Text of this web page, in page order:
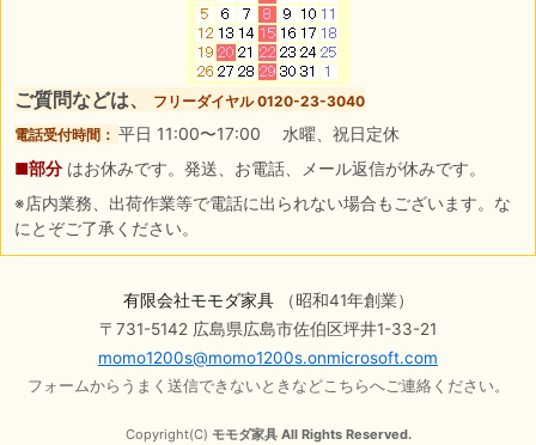
ご質問などは、
フリーダイヤル 0120-23-3040
電話受付時間： 平日 11:00〜17:00 水曜、祝日定休
■部分 はお休みです。発送、お電話、メール返信が休みです。
※店内業務、出荷作業等で電話に出られない場合もございます。な
にとぞご了承ください。
有限会社モモダ家具（昭和41年創業）
〒731-5142 広島県広島市佐伯区坪井1-33-21
momo1200s@momo1200s.onmicrosoft.com
フォームからうまく送信できないときなどこちらへご連絡ください。
Copyright(C) モモダ家具 All Rights Reserved.